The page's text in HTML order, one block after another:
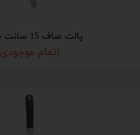
پالت صاف 15 سانت شنگیا
اتمام موجودی